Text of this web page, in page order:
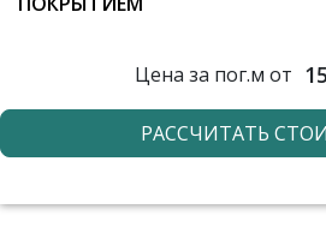
Цена за пог.м от
РАССЧИТАТЬ